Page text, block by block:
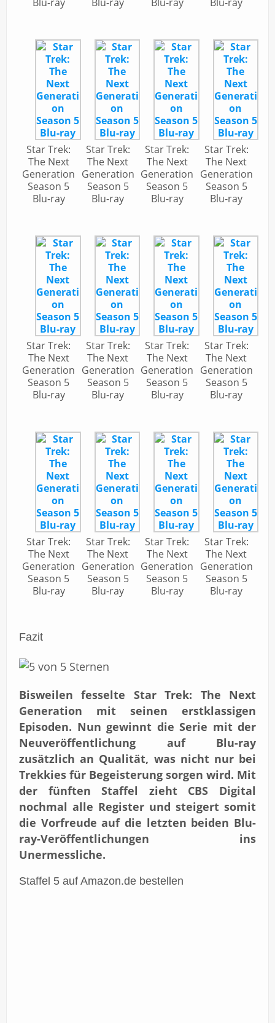
Star Trek:
The Next
Generation
Season 5
Blu-ray
Star Trek:
The Next
Generation
Season 5
Blu-ray
Star Trek:
The Next
Generation
Season 5
Blu-ray
Star Trek:
The Next
Generation
Season 5
Blu-ray
Star Trek:
The Next
Generation
Season 5
Blu-ray
Star Trek:
The Next
Generation
Season 5
Blu-ray
Star Trek:
The Next
Generation
Season 5
Blu-ray
Star Trek:
The Next
Generation
Season 5
Blu-ray
Star Trek:
The Next
Generation
Season 5
Blu-ray
Star Trek:
The Next
Generation
Season 5
Blu-ray
Star Trek:
The Next
Generation
Season 5
Blu-ray
Star Trek:
The Next
Generation
Season 5
Blu-ray
Fazit
Bisweilen fesselte Star Trek: The Next
Generation mit seinen erstklassigen
Episoden. Nun gewinnt die Serie mit der
Neuveröffentlichung auf Blu-ray
zusätzlich an Qualität, was nicht nur bei
Trekkies für Begeisterung sorgen wird. Mit
der fünften Staffel zieht CBS Digital
nochmal alle Register und steigert somit
die Vorfreude auf die letzten beiden Blu-
ray-Veröffentlichungen ins
Unermessliche.
Staffel 5 auf Amazon.de bestellen